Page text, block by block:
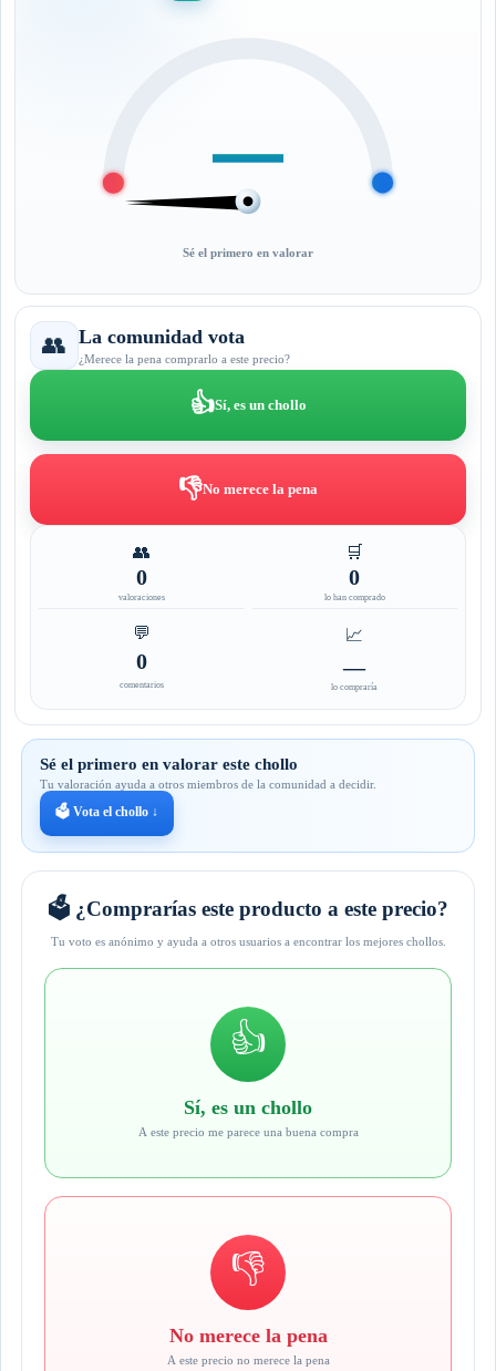
—
Sé el primero en valorar
👥 La comunidad vota
¿Merece la pena comprarlo a este precio?
👍Sí, es un chollo
👎No merece la pena
👥
0
valoraciones
🛒
0
lo han comprado
💬
0
comentarios
📈
—
lo compraría
Sé el primero en valorar este chollo
Tu valoración ayuda a otros miembros de la comunidad a decidir.
🗳️ Vota el chollo ↓
🗳️ ¿Comprarías este producto a este precio?
Tu voto es anónimo y ayuda a otros usuarios a encontrar los mejores chollos.
👍
Sí, es un chollo
A este precio me parece una buena compra
👎
No merece la pena
A este precio no merece la pena